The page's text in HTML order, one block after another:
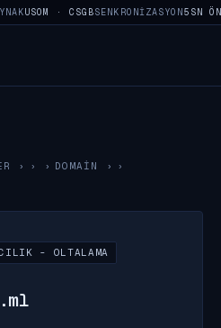
USOM · CSGBSENKRONIZASYON5SN
› DOMAIN
›
- OLTALAMA